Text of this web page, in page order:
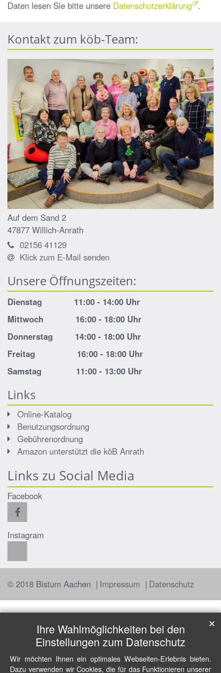
Daten lesen Sie bitte unsere Datenschutzerklärung .
Kontakt zum köb-Team:
Auf dem Sand 2
47877 Willich-Anrath
02156 41129
Klick zum E-Mail senden
Unsere Öffnungszeiten:
Dienstag 11:00 - 14:00 Uhr
Mittwoch 16:00 - 18:00 Uhr
Donnerstag 14:00 - 18:00 Uhr
Freitag 16:00 - 18:00 Uhr
Samstag 11:00 - 13:00 Uhr
Links
Online-Katalog
Benutzungsordnung
Gebührenordnung
Amazon unterstützt die köB Anrath
Links zu Social Media
Facebook
Instagram
© 2018 Bistum Aachen Impressum Datenschutz
Ihre Wahlmöglichkeiten bei den
Einstellungen zum Datenschutz
Wir möchten Ihnen ein optimales Webseiten-Erlebnis bieten.
Dazu verwenden wir Cookies, die für das Funktionieren unserer
✕